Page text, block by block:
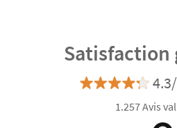
Satisfaction
1.257 Avis